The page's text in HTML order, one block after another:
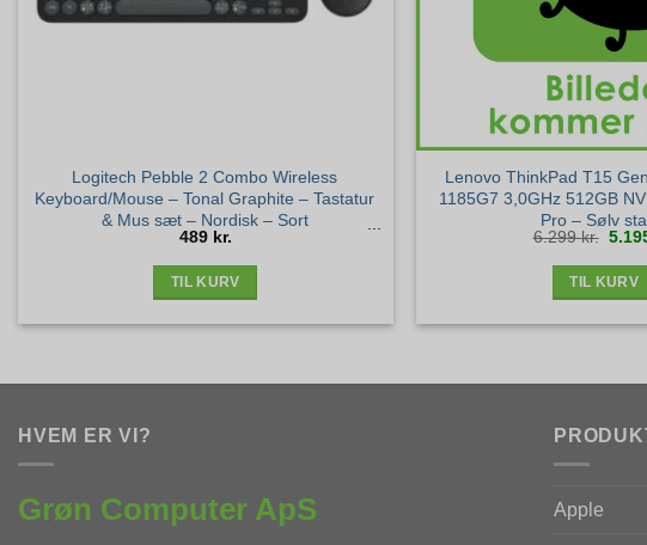
Logitech Pebble 2 Combo Wireless
Keyboard/Mouse – Tonal Graphite – Tastatur
& Mus sæt – Nordisk – Sort
489 kr.
TIL KURV
Lenovo ThinkPad T15
1185G7 3,0GHz 512GB
Pro – Sølv
6.299kr. Den
pris
TIL KURV
HVEM ER VI?
Grøn Computer ApS Apple